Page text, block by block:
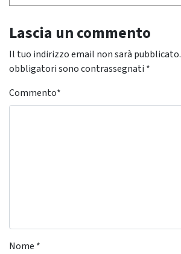
Lascia un commento
Il tuo indirizzo email non sarà pubblicato.
obbligatori sono contrassegnati *
Commento*
Nome *